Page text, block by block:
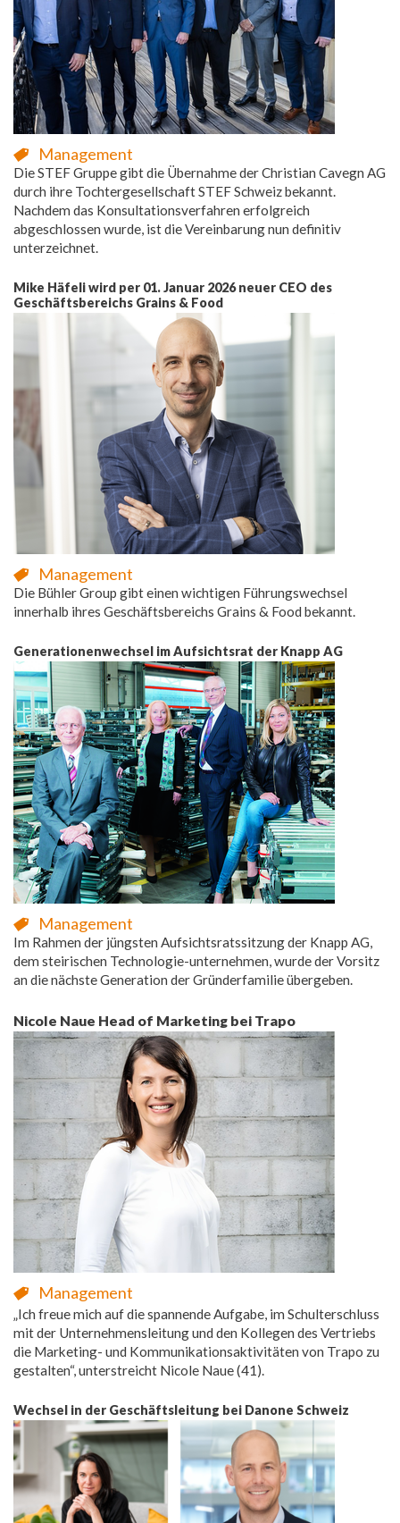
Management
Die STEF Gruppe gibt die Übernahme der Christian Cavegn AG
durch ihre Tochtergesellschaft STEF Schweiz bekannt.
Nachdem das Konsultationsverfahren erfolgreich
abgeschlossen wurde, ist die Vereinbarung nun definitiv
unterzeichnet.
Mike Häfeli wird per 01. Januar 2026 neuer CEO des
Geschäftsbereichs Grains & Food
Management
Die Bühler Group gibt einen wichtigen Führungswechsel
innerhalb ihres Geschäftsbereichs Grains & Food bekannt.
Generationenwechsel im Aufsichtsrat der Knapp AG
Management
Im Rahmen der jüngsten Aufsichtsratssitzung der Knapp AG,
dem steirischen Technologie-unternehmen, wurde der Vorsitz
an die nächste Generation der Gründerfamilie übergeben.
Nicole Naue Head of Marketing bei Trapo
Management
„Ich freue mich auf die spannende Aufgabe, im Schulterschluss
mit der Unternehmensleitung und den Kollegen des Vertriebs
die Marketing- und Kommunikationsaktivitäten von Trapo zu
gestalten“, unterstreicht Nicole Naue (41).
Wechsel in der Geschäftsleitung bei Danone Schweiz